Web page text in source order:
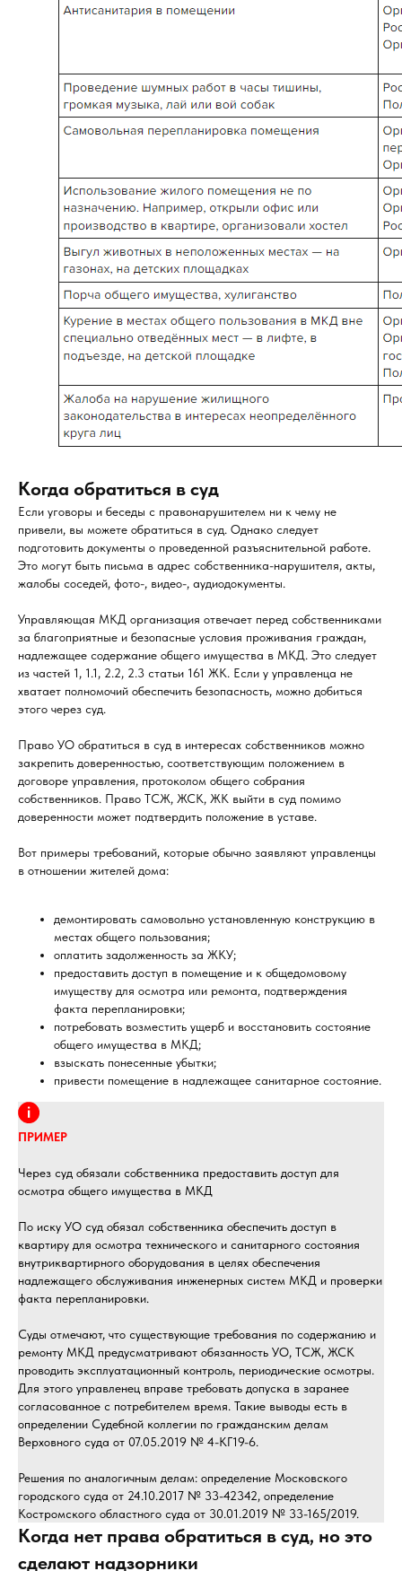
Когда обратиться в суд
Если уговоры и беседы с правонарушителем ни к чему не
привели, вы можете обратиться в суд. Однако следует
подготовить документы о проведенной разъяснительной работе.
Это могут быть письма в адрес собственника-нарушителя, акты,
жалобы соседей, фото-, видео-, аудиодокументы.
Управляющая МКД организация отвечает перед собственниками
за благоприятные и безопасные условия проживания граждан,
надлежащее содержание общего имущества в МКД. Это следует
из частей 1, 1.1, 2.2, 2.3 статьи 161 ЖК. Если у управленца не
хватает полномочий обеспечить безопасность, можно добиться
этого через суд.
Право УО обратиться в суд в интересах собственников можно
закрепить доверенностью, соответствующим положением в
договоре управления, протоколом общего собрания
собственников. Право ТСЖ, ЖСК, ЖК выйти в суд помимо
доверенности может подтвердить положение в уставе.
Вот примеры требований, которые обычно заявляют управленцы
в отношении жителей дома:
демонтировать самовольно установленную конструкцию в
местах общего пользования;
оплатить задолженность за ЖКУ;
предоставить доступ в помещение и к общедомовому
имуществу для осмотра или ремонта, подтверждения
факта перепланировки;
потребовать возместить ущерб и восстановить состояние
общего имущества в МКД;
взыскать понесенные убытки;
привести помещение в надлежащее санитарное состояние.
ПРИМЕР
Через суд обязали собственника предоставить доступ для
осмотра общего имущества в МКД
По иску УО суд обязал собственника обеспечить доступ в
квартиру для осмотра технического и санитарного состояния
внутриквартирного оборудования в целях обеспечения
надлежащего обслуживания инженерных систем МКД и проверки
факта перепланировки.
Суды отмечают, что существующие требования по содержанию и
ремонту МКД предусматривают обязанность УО, ТСЖ, ЖСК
проводить эксплуатационный контроль, периодические осмотры.
Для этого управленец вправе требовать допуска в заранее
согласованное с потребителем время. Такие выводы есть в
определении Судебной коллегии по гражданским делам
Верховного суда от 07.05.2019 № 4-КГ19-6.
Решения по аналогичным делам: определение Московского
городского суда от 24.10.2017 № 33-42342, определение
Костромского областного суда от 30.01.2019 № 33-165/2019.
Когда нет права обратиться в суд, но это
сделают надзорники